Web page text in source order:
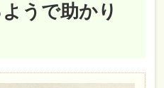
うで助かり